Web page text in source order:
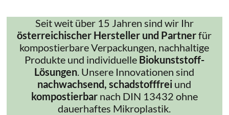
Seit weit über 15 Jahren sind wir Ihr
österreichischer Hersteller und Partnerfür
kompostierbare Verpackungen, nachhaltige
Produkte und individuelle Biokunststoff-
Lösungen. Unsere Innovationen sind
nachwachsend, schadstofffrei und
kompostierbar nach DIN 13432 ohne
dauerhaftes Mikroplastik.